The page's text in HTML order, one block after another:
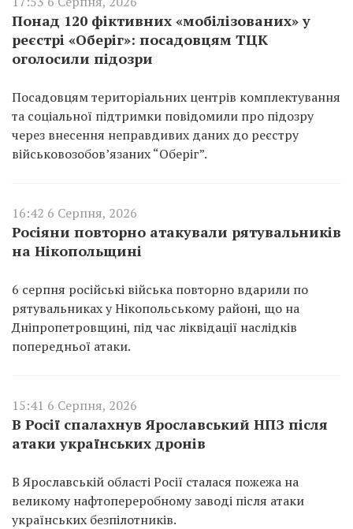
Понад 120 фіктивних «мобілізованих» у
реєстрі «Оберіг»: посадовцям ТЦК
оголосили підозри
Посадовцям територіальних центрів комплектування
та соціальної підтримки повідомили про підозру
через внесення неправдивих даних до реєстру
військовозобов’язаних “Оберіг”.
16:42 6 Серпня, 2026
Росіяни повторно атакували рятувальників
на Нікопольщині
6 серпня російські війська повторно вдарили по
рятувальниках у Нікопольському районі, що на
Дніпропетровщині, під час ліквідації наслідків
попередньої атаки.
15:41 6 Серпня, 2026
В Росії спалахнув Ярославський НПЗ після
атаки українських дронів
В Ярославській області Росії сталася пожежа на
великому нафтопереробному заводі після атаки
українських безпілотників.